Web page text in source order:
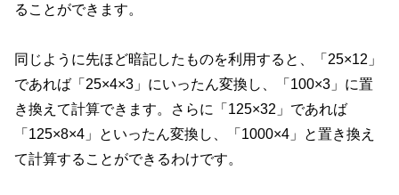
ることができます。
同じように先ほど暗記したものを利用すると、「25×12」
であれば「25×4×3」にいったん変換し、「100×3」に置
き換えて計算できます。さらに「125×32」であれば
「125×8×4」といったん変換し、「1000×4」と置き換え
て計算することができるわけです。